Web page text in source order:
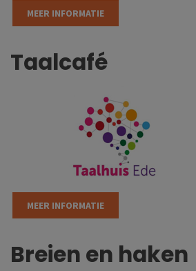
MEER INFORMATIE
Taalcafé
MEER INFORMATIE
Breien en haken